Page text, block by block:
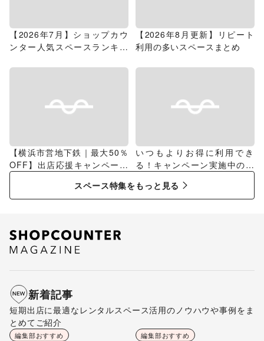
【2026年7月】ショップカウ
ンター人気スペースランキン
【2026年8月更新】リピート
利用の多いスペースまとめ
【横浜市営地下鉄｜最大50％
OFF】出店応援キャンペーン
特集
いつもよりお得に利用でき
る！キャンペーン実施中のス
スペース特集をもっと見る
新着記事
短期出店に最適なレンタルスペース活用のノウハウや事例をま
とめてご紹介
編集部おすすめ 編集部おすすめ